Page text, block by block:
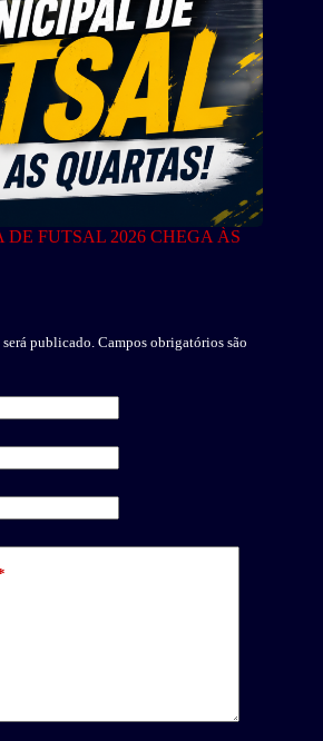
DE FUTSAL 2026 CHEGA ÀS
será publicado. Campos obrigatórios são